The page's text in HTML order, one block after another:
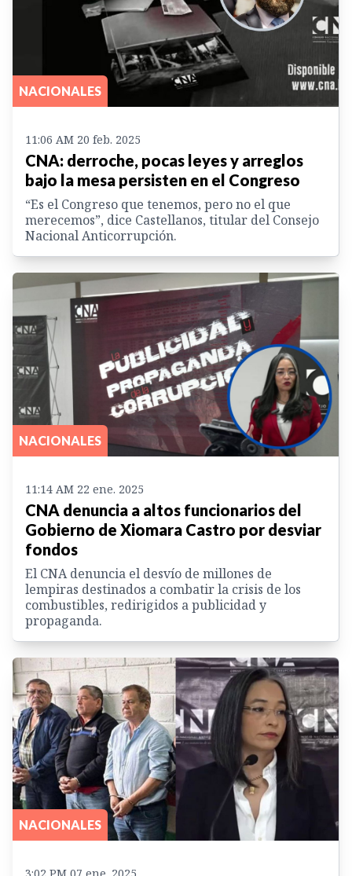
NACIONALES
11:06 AM 20 feb. 2025
CNA: derroche, pocas leyes y arreglos
bajo la mesa persisten en el Congreso
“Es el Congreso que tenemos, pero no el que
merecemos”, dice Castellanos, titular del Consejo
Nacional Anticorrupción.
NACIONALES
11:14 AM 22 ene. 2025
CNA denuncia a altos funcionarios del
Gobierno de Xiomara Castro por desviar
fondos
El CNA denuncia el desvío de millones de
lempiras destinados a combatir la crisis de los
combustibles, redirigidos a publicidad y
propaganda.
NACIONALES